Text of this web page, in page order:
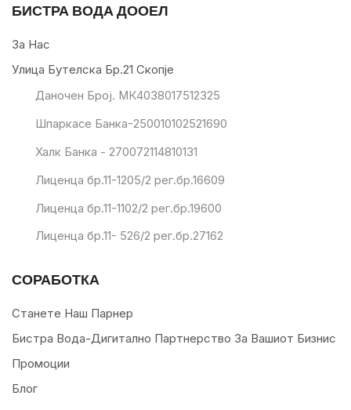
БИСТРА ВОДА ДООЕЛ
За Нас
Улица Бутелска Бр.21 Скопје
Даночен Број. МК4038017512325
Шпаркасе Банка-250010102521690
Халк Банка - 270072114810131
Лиценца бр.11-1205/2 рег.бр.16609
Лиценца бр.11-1102/2 рег.бр.19600
Лиценца бр.11- 526/2 рег.бр.27162
СОРАБОТКА
Станете Наш Парнер
Бистра Вода-Дигитално Партнерство За Вашиот Бизнис
Промоции
Блог